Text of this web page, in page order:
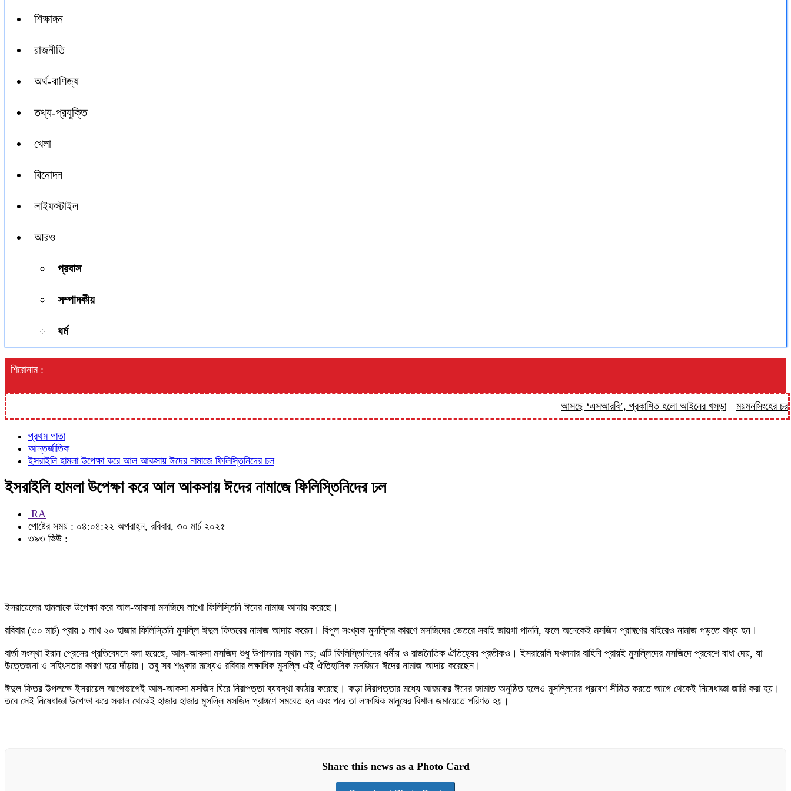
শিক্ষাঙ্গন
রাজনীতি
অর্থ-বাণিজ্য
তথ্য-প্রযুক্তি
খেলা
বিনোদন
লাইফস্টাইল
আরও
প্রবাস
সম্পাদকীয়
ধর্ম
শিরোনাম :
আসছে ‘এসআরবি’, প্রকাশিত হলো আইনের খসড়া ময়মনসিংহের চর
প্রথম পাতা
আন্তর্জাতিক
ইসরাইলি হামলা উপেক্ষা করে আল আকসায় ঈদের নামাজে ফিলিস্তিনিদের ঢল
ইসরাইলি হামলা উপেক্ষা করে আল আকসায় ঈদের নামাজে ফিলিস্তিনিদের ঢল
RA
পোষ্টের সময় : ০৪:০৪:২২ অপরাহ্ন, রবিবার, ৩০ মার্চ ২০২৫
৩৯৩ ভিউ :
ইসরায়েলের হামলাকে উপেক্ষা করে আল-আকসা মসজিদে লাখো ফিলিস্তিনি ঈদের নামাজ আদায় করেছে।
রবিবার (৩০ মার্চ) প্রায় ১ লাখ ২০ হাজার ফিলিস্তিনি মুসল্লি ঈদুল ফিতরের নামাজ আদায় করেন। বিপুল সংখ্যক মুসল্লির কারণে মসজিদের ভেতরে সবাই জায়গা পাননি, ফলে অনেকেই মসজিদ প্রাঙ্গণের বাইরেও নামাজ পড়তে বাধ্য হন।
বার্তা সংস্থা ইরান প্রেসের প্রতিবেদনে বলা হয়েছে, আল-আকসা মসজিদ শুধু উপাসনার স্থান নয়; এটি ফিলিস্তিনিদের ধর্মীয় ও রাজনৈতিক ঐতিহ্যের প্রতীকও। ইসরায়েলি দখলদার বাহিনী প্রায়ই মুসল্লিদের মসজিদে প্রবেশে বাধা দেয়, যা
উত্তেজনা ও সহিংসতার কারণ হয়ে দাঁড়ায়। তবু সব শঙ্কার মধ্যেও রবিবার লক্ষাধিক মুসল্লি এই ঐতিহাসিক মসজিদে ঈদের নামাজ আদায় করেছেন।
ঈদুল ফিতর উপলক্ষে ইসরায়েল আগেভাগেই আল-আকসা মসজিদ ঘিরে নিরাপত্তা ব্যবস্থা কঠোর করেছে। কড়া নিরাপত্তার মধ্যে আজকের ঈদের জামাত অনুষ্ঠিত হলেও মুসল্লিদের প্রবেশ সীমিত করতে আগে থেকেই নিষেধাজ্ঞা জারি করা হয়।
তবে সেই নিষেধাজ্ঞা উপেক্ষা করে সকাল থেকেই হাজার হাজার মুসল্লি মসজিদ প্রাঙ্গণে সমবেত হন এবং পরে তা লক্ষাধিক মানুষের বিশাল জমায়েতে পরিণত হয়।
Share this news as a Photo Card